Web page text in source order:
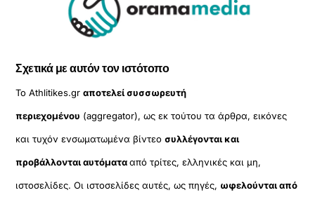
Σχετικά με αυτόν τον ιστότοπο
Το Athlitikes.grαποτελεί συσσωρευτή
περιεχομένου (aggregator), ως εκ τούτου τα άρθρα, εικόνες
και τυχόν ενσωματωμένα βίντεοσυλλέγονται και
προβάλλονται αυτόματααπό τρίτες, ελληνικές και μη,
ιστοσελίδες. Οι ιστοσελίδες αυτές, ως πηγές, ωφελούνται από